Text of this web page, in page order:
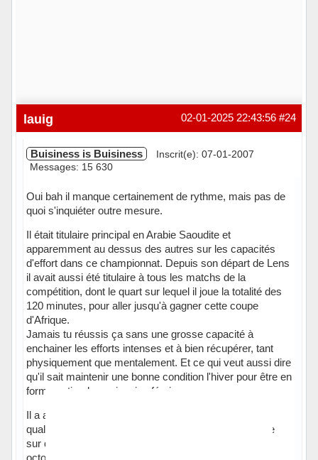
#24
02-01-2025 22:43:56
lauig
Buisiness is Buisiness
Inscrit(e): 07-01-2007
Messages: 15 630
Oui bah il manque certainement de rythme, mais pas de
quoi s'inquiéter outre mesure.
Il était titulaire principal en Arabie Saoudite et
apparemment au dessus des autres sur les capacités
d'effort dans ce championnat. Depuis son départ de Lens
il avait aussi été titulaire à tous les matchs de la
compétition, dont le quart sur lequel il joue la totalité des
120 minutes, pour aller jusqu'à gagner cette coupe
d'Afrique.
Jamais tu réussis ça sans une grosse capacité à
enchainer les efforts intenses et à bien récupérer, tant
physiquement que mentalement. Et ce qui veut aussi dire
qu'il sait maintenir une bonne condition l'hiver pour être en
forme optimale sur janvier, février, mars.
Il a aussi été titulaire ensuite sur les deux matchs de
qualif à la coupe du monde en juin puis titulaire encore
sur deux des matchs de qualif à la prochaine CAN en